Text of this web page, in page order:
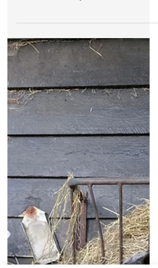
alsof je dubbel ziet
Het is niet moeilijk om Mick en Mattie
samen te fotograferen. Waar de één is,
is de ander. Alsof je dubbel ziet. Alleen
slapen doen ze op...